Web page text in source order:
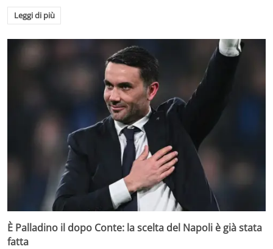
Leggi di più
È Palladino il dopo Conte: la scelta del Napoli è già stata
fatta